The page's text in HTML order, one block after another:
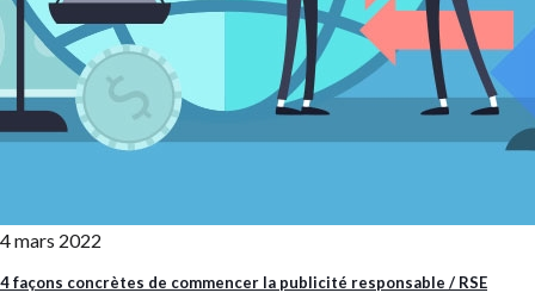
4 mars 2022
4 façons concrètes de commencer la publicité responsable / RSE